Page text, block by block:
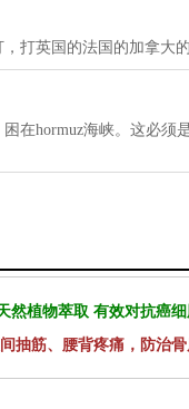
，打英国的法国的加拿
在hormuz海峡。这必
然植物萃取 有效对抗癌
抽筋、腰背疼痛，防治